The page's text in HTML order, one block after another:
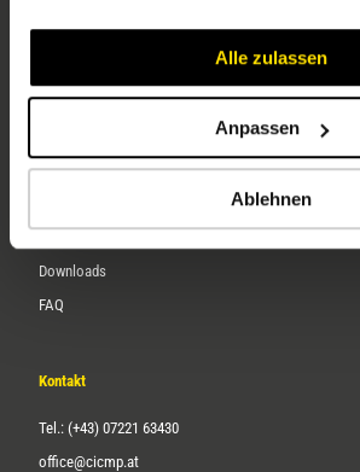
Alle zulassen
Anpassen
Ablehnen
Service
Downloads
FAQ
Kontakt
Tel.: (+43) 07221 63430
office@cicmp.at